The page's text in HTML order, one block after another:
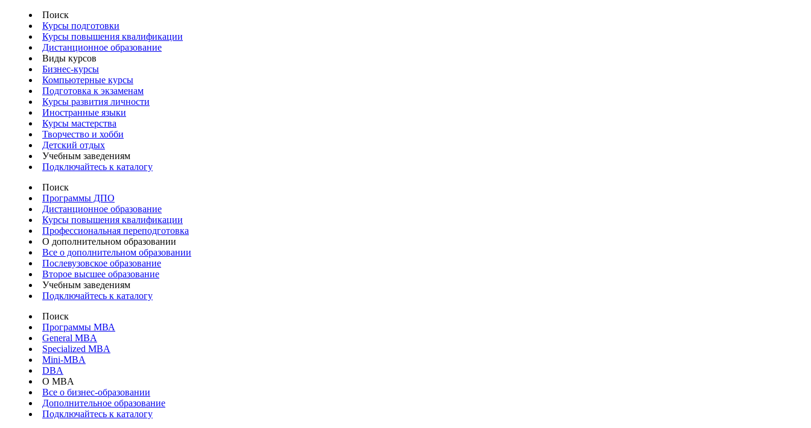
Поиск
Курсы подготовки
Курсы повышения квалификации
Дистанционное образование
Виды курсов
Бизнес-курсы
Компьютерные курсы
Подготовка к экзаменам
Курсы развития личности
Иностранные языки
Курсы мастерства
Творчество и хобби
Детский отдых
Учебным заведениям
Подключайтесь к каталогу
Поиск
Программы ДПО
Дистанционное образование
Курсы повышения квалификации
Профессиональная переподготовка
О дополнительном образовании
Все о дополнительном образовании
Послевузовское образование
Второе высшее образование
Учебным заведениям
Подключайтесь к каталогу
Поиск
Программы МВА
General MBA
Specialized MBA
Mini-MBA
DBA
О MBA
Все о бизнес-образовании
Дополнительное образование
Подключайтесь к каталогу